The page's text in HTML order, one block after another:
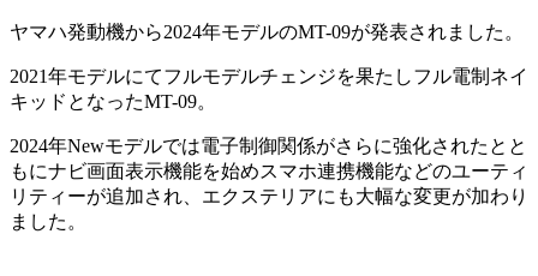
ヤマハ発動機から2024年モデルのMT-09が発表されました。
2021年モデルにてフルモデルチェンジを果たしフル電制ネイ
キッドとなったMT-09。
2024年Newモデルでは電子制御関係がさらに強化されたとと
もにナビ画面表示機能を始めスマホ連携機能などのユーティ
リティーが追加され、エクステリアにも大幅な変更が加わり
ました。